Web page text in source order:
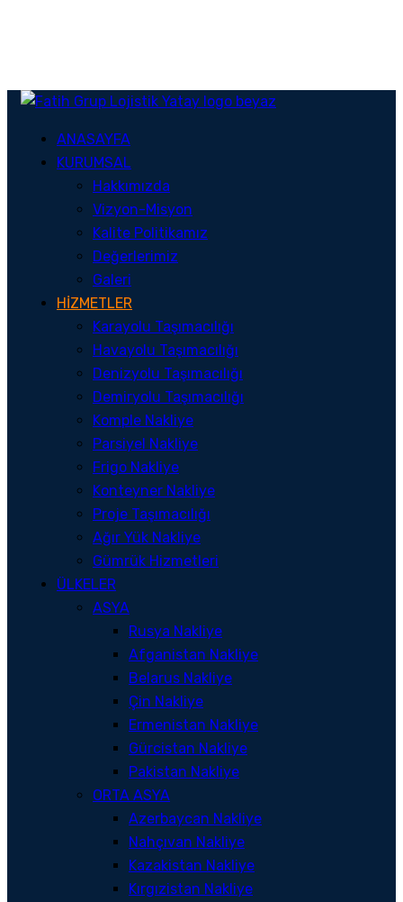
ANASAYFA
KURUMSAL
Hakkımızda
Vizyon-Misyon
Kalite Politikamız
Değerlerimiz
Galeri
HİZMETLER
Karayolu Taşımacılığı
Havayolu Taşımacılığı
Denizyolu Taşımacılığı
Demiryolu Taşımacılığı
Komple Nakliye
Parsiyel Nakliye
Frigo Nakliye
Konteyner Nakliye
Proje Taşımacılığı
Ağır Yük Nakliye
Gümrük Hizmetleri
ÜLKELER
ASYA
Rusya Nakliye
Afganistan Nakliye
Belarus Nakliye
Çin Nakliye
Ermenistan Nakliye
Gürcistan Nakliye
Pakistan Nakliye
ORTA ASYA
Azerbaycan Nakliye
Nahçıvan Nakliye
Kazakistan Nakliye
Kırgızistan Nakliye